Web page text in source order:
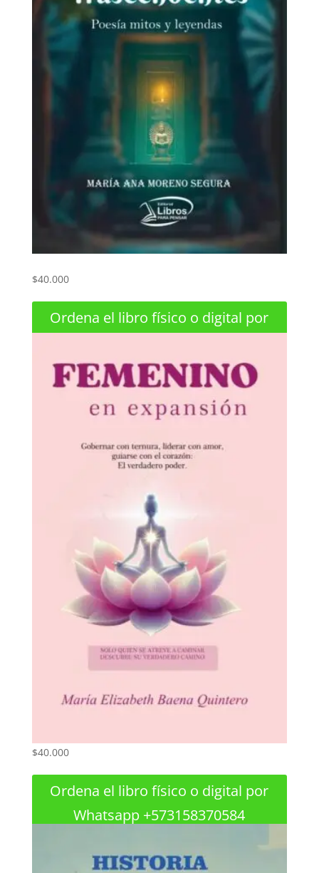
Vientos trascendentes
$40.000
Ordena el libro físico o digital por
Femenino en expansión
$40.000
Ordena el libro físico o digital por
Whatsapp +573158370584